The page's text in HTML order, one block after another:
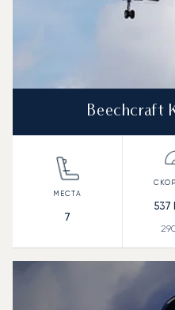
Beechcraft
7
537